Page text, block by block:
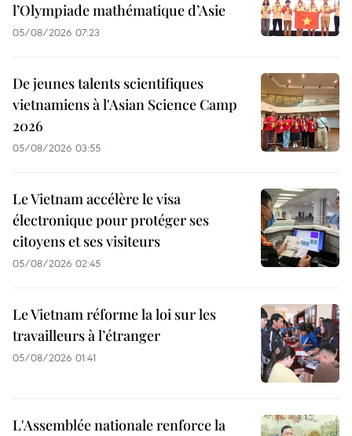
l’Olympiade mathématique d’Asie
05/08/2026 07:23
De jeunes talents scientifiques
vietnamiens à l'Asian Science Camp
2026
05/08/2026 03:55
Le Vietnam accélère le visa
électronique pour protéger ses
citoyens et ses visiteurs
05/08/2026 02:45
Le Vietnam réforme la loi sur les
travailleurs à l’étranger
05/08/2026 01:41
L'Assemblée nationale renforce la